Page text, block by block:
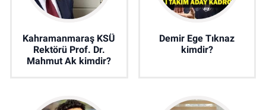
Kahramanmaraş KSÜ
Rektörü Prof. Dr.
Mahmut Ak kimdir?
Demir Ege Tıknaz
kimdir?